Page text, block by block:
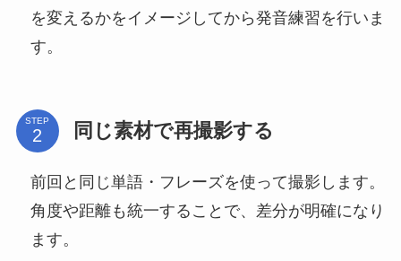
を変えるかをイメージしてから発音練習を行いま
す。
STEP 同じ素材で再撮影する
前回と同じ単語・フレーズを使って撮影します。
角度や距離も統一することで、差分が明確になり
ます。